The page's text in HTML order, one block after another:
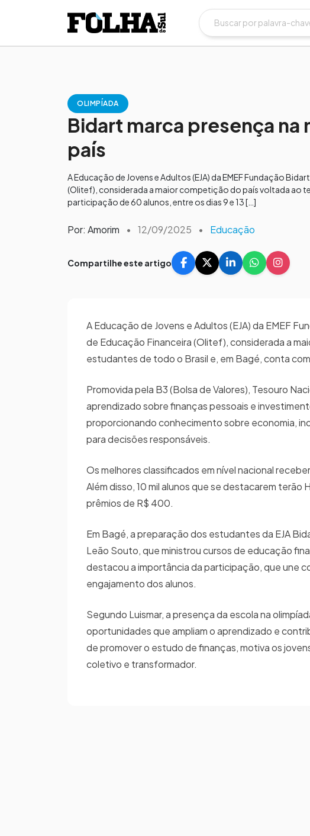
OLIMPÍADA
Bidart marca presença
país
A Educação de Jovens e Adultos (EJA) da EMEF Fundação
(Olitef), considerada a maior competição do país voltada ao
participação de 60 alunos, entre os dias 9 e 13 […]
Por: Amorim • 12/09/2025 • Educação
Compartilhe este artigo
A Educação de Jovens e Adultos (EJA) da EMEF
de Educação Financeira (Olitef), considerada a
estudantes de todo o Brasil e, em Bagé, conta
Promovida pela B3 (Bolsa de Valores), Tesouro
aprendizado sobre finanças pessoais e
proporcionando conhecimento sobre economia,
para decisões responsáveis.
Os melhores classificados em nível nacional
Além disso, 10 mil alunos que se destacarem
prêmios de R$ 400.
Em Bagé, a preparação dos estudantes da EJA
Leão Souto, que ministrou cursos de educação
destacou a importância da participação, que une
engajamento dos alunos.
Segundo Luismar, a presença da escola na
oportunidades que ampliam o aprendizado e
de promover o estudo de finanças, motiva os
coletivo e transformador.